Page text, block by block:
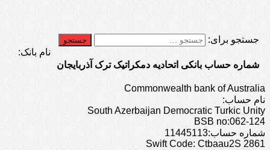
جستجو برای:
شماره حساب بانکی اتحادیه دمکراتیک ترک آذربایجان
نام بانک:
Commonwealth bank of Australia
نام حساب:
South Azerbaijan Democratic Turkic Unity
BSB no:062-124
شماره حساب:11445113
Swift Code: Ctbaau2S 2861